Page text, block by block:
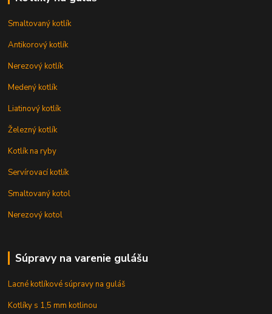
Smaltovaný kotlík
Antikorový kotlík
Nerezový kotlík
Medený kotlík
Liatinový kotlík
Železný kotlík
Kotlík na ryby
Servírovací kotlík
Smaltovaný kotol
Nerezový kotol
Súpravy na varenie gulášu
Lacné kotlíkové súpravy na guláš
Kotlíky s 1,5 mm kotlinou